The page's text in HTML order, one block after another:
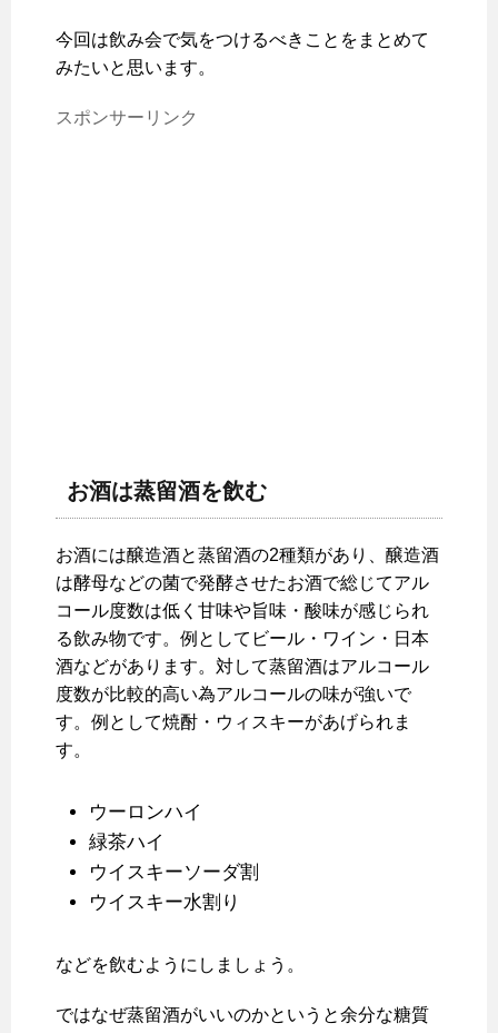
今回は飲み会で気をつけるべきことをまとめて
みたいと思います。
スポンサーリンク
お酒は蒸留酒を飲む
お酒には醸造酒と蒸留酒の2種類があり、醸造酒
は酵母などの菌で発酵させたお酒で総じてアル
コール度数は低く甘味や旨味・酸味が感じられ
る飲み物です。例としてビール・ワイン・日本
酒などがあります。対して蒸留酒はアルコール
度数が比較的高い為アルコールの味が強いで
す。例として焼酎・ウィスキーがあげられま
す。
ウーロンハイ
緑茶ハイ
ウイスキーソーダ割
ウイスキー水割り
などを飲むようにしましょう。
ではなぜ蒸留酒がいいのかというと余分な糖質